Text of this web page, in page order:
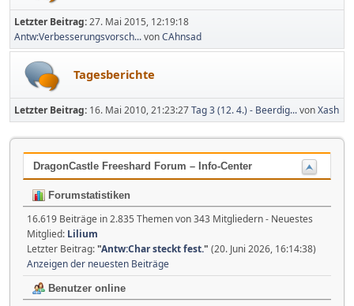
Letzter Beitrag:27. Mai 2015, 12:19:18
Antw:Verbesserungsvorsch...vonCAhnsad
Tagesberichte
Letzter Beitrag: 16. Mai 2010, 21:23:27Tag 3 (12. 4.) - Beerdig...vonXash
DragonCastle Freeshard Forum – Info-Center
Forumstatistiken
16.619 Beiträge in 2.835 Themen von 343 Mitgliedern - Neuestes
Mitglied: Lilium
Letzter Beitrag:"Antw:Char steckt fest." (20. Juni 2026, 16:14:38)
Anzeigen der neuesten Beiträge
Benutzer online